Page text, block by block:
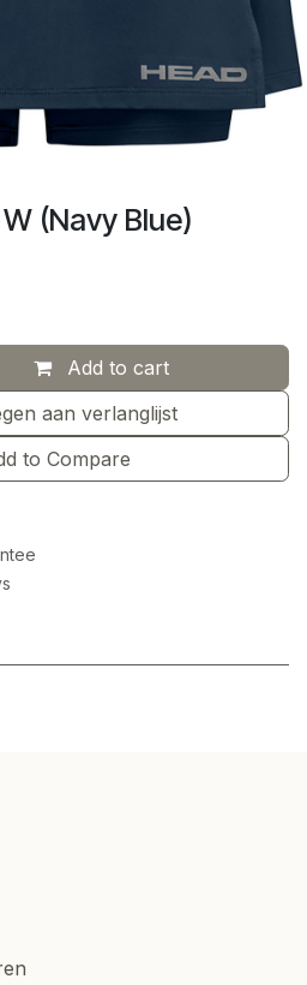
(Navy Blue)
Add to cart
to Compare
aan verlanglijst